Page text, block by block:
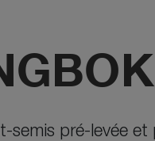
semis pré-levée